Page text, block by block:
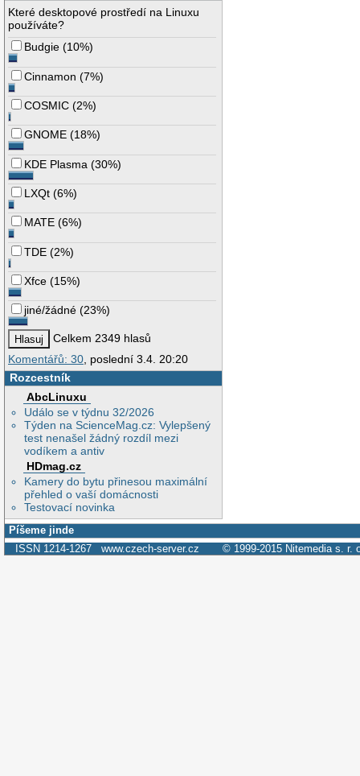
Které desktopové prostředí na Linuxu
používáte?
Budgie (10%)
Cinnamon (7%)
COSMIC (2%)
GNOME (18%)
KDE Plasma (30%)
LXQt (6%)
MATE (6%)
TDE (2%)
Xfce (15%)
jiné/žádné (23%)
Celkem 2349 hlasů
Komentářů: 30 , poslední 3.4. 20:20
Rozcestník
AbcLinuxu
Událo se v týdnu 32/2026
Týden na ScienceMag.cz: Vylepšený
test nenašel žádný rozdíl mezi
vodíkem a antiv
HDmag.cz
Kamery do bytu přinesou maximální
přehled o vaší domácnosti
Testovací novinka
Píšeme jinde
ISSN 1214-1267 www.czech-server.cz © 1999-2015 Nitemedia s. r.